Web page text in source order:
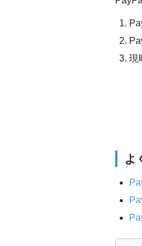
現
よ